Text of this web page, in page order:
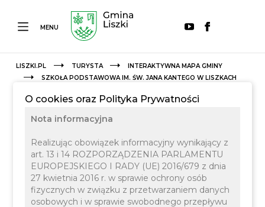
MENU
LISZKI.PL TURYSTA
INTERAKTYWNA MAPA GMINY
SZKOŁA PODSTAWOWA IM. ŚW. JANA KANTEGO W LISZKACH
Nauka i Edukacja
O cookies oraz Polityka Prywatności
Nota informacyjna
Realizując obowiązek informacyjny wynikający z
art. 13 i 14 ROZPORZĄDZENIA PARLAMENTU
EUROPEJSKIEGO I RADY (UE) 2016/679 z dnia
27 kwietnia 2016 r. w sprawie ochrony osób
fizycznych w związku z przetwarzaniem danych
osobowych i w sprawie swobodnego przepływu